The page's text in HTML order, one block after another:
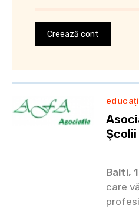
Creează cont
Balti,
care